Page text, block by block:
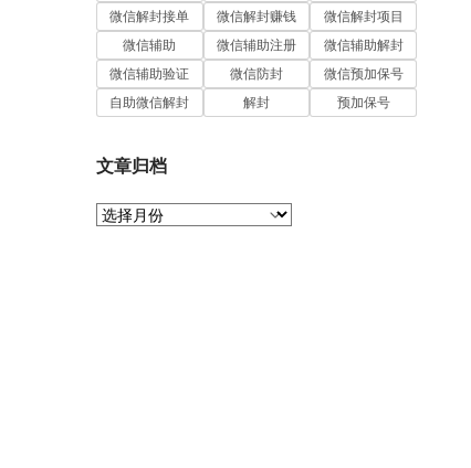
微信解封接单
微信解封赚钱
微信解封项目
微信辅助
微信辅助注册
微信辅助解封
微信辅助验证
微信防封
微信预加保号
自助微信解封
解封 预加保号
文章归档
文